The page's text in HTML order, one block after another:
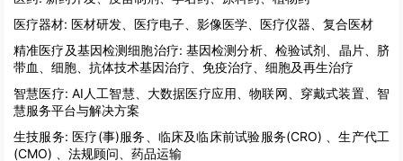
医疗器材: 医材研发、医疗电子、影像医学、医疗仪器、复合医材
精准医疗及基因检测细胞治疗: 基因检测分析、检验试剂、晶片、脐
带血、细胞、抗体技术基因治疗、免疫治疗、细胞及再生治疗
智慧医疗: AI人工智慧、大数据医疗应用、物联网、穿戴式装置、智
慧服务平台与解决方案
生技服务: 医疗(事)服务、临床及临床前试验服务(CRO) 、生产代工
(CMO) 、法规顾问、药品运输